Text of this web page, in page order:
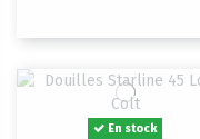
En stock